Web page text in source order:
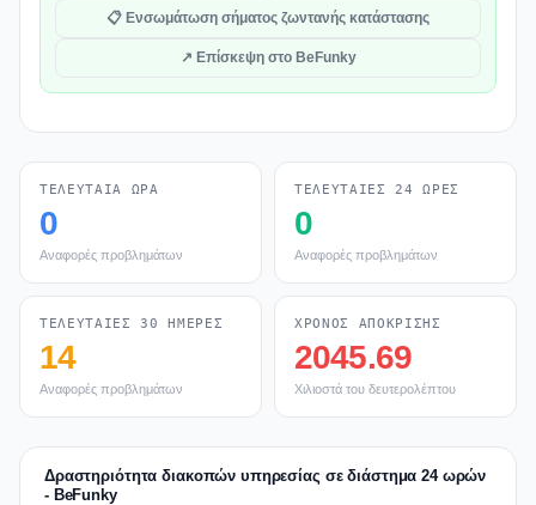
📋 Ενσωμάτωση σήματος ζωντανής κατάστασης
↗ Επίσκεψη στο BeFunky
ΤΕΛΕΥΤΑΊΑ ΏΡΑ
0
Αναφορές προβλημάτων
ΤΕΛΕΥΤΑΊΕΣ 24 ΏΡΕΣ
0
Αναφορές προβλημάτων
ΤΕΛΕΥΤΑΊΕΣ 30 ΗΜΈΡΕΣ
14
Αναφορές προβλημάτων
ΧΡΌΝΟΣ ΑΠΌΚΡΙΣΗΣ
2045.69
Χιλιοστά του δευτερολέπτου
Δραστηριότητα διακοπών υπηρεσίας σε διάστημα 24 ωρών
- BeFunky